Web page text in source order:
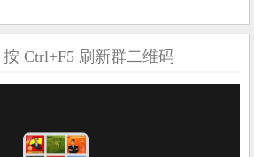
Ctrl+F5 刷新群二维码